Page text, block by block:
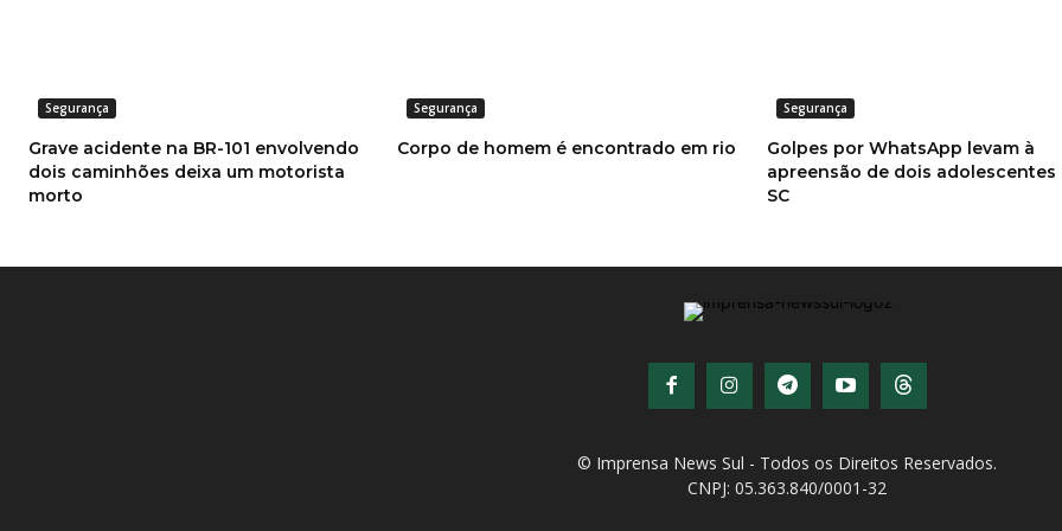
Segurança
Grave acidente na BR-101 envolvendo
dois caminhões deixa um motorista
morto
Segurança
Corpo de homem é encontrado em rio
Segurança
Golpes por WhatsApp levam à
apreensão de dois adolescentes
SC
© Imprensa News Sul - Todos os Direitos Reservados.
CNPJ: 05.363.840/0001-32